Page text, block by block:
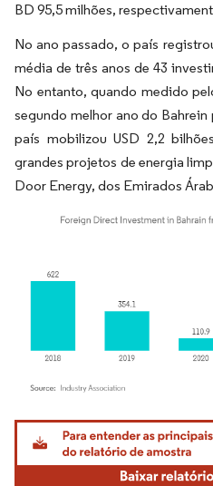
BD 95,5 milhões,
No ano passado, o país
média de três anos de 43
No entanto, quando medido
segundo melhor ano do
país mobilizou USD 2,2
grandes projetos de energia
Door Energy, dos Emirados
Imagem © Mordor Intelligence. O reuso